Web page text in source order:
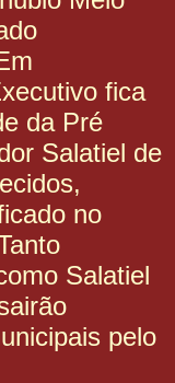
fica
da Pré
Salatiel de
no
Salatiel
pelo